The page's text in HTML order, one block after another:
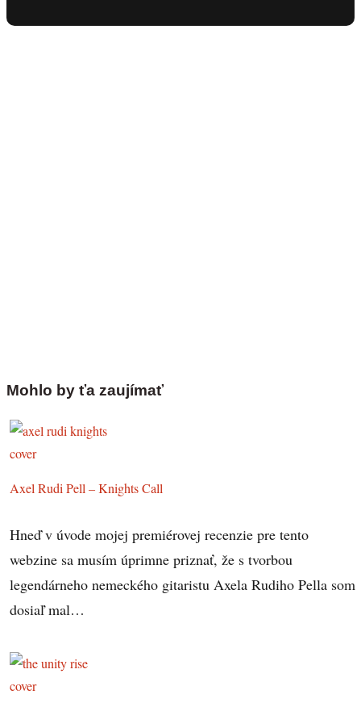
Mohlo by ťa zaujímať
Axel Rudi Pell – Knights Call
Hneď v úvode mojej premiérovej recenzie pre tento
webzine sa musím úprimne priznať, že s tvorbou
legendárneho nemeckého gitaristu Axela Rudiho Pella som
dosiaľ mal…